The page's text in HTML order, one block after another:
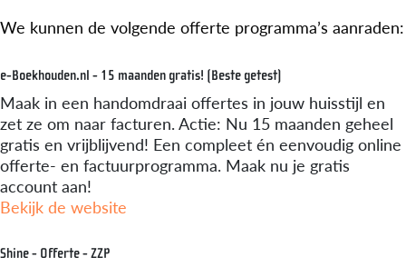
We kunnen de volgende offerte programma’s aanraden:
e-Boekhouden.nl - 15 maanden gratis! (Beste getest)
Maak in een handomdraai offertes in jouw huisstijl en
zet ze om naar facturen. Actie: Nu 15 maanden geheel
gratis en vrijblijvend! Een compleet én eenvoudig online
offerte- en factuurprogramma. Maak nu je gratis
account aan!
Bekijk de website
Shine - Offerte - ZZP